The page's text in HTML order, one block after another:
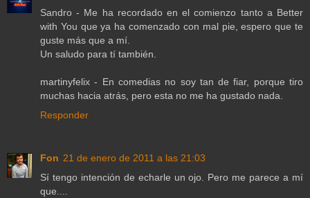
Sandro - Me ha recordado en el comienzo tanto a Better
with You que ya ha comenzado con mal pie, espero que te
guste más que a mí.
Un saludo para tí también.
martinyfelix - En comedias no soy tan de fiar, porque tiro
muchas hacia atrás, pero esta no me ha gustado nada.
Responder
Fon 21 de enero de 2011 a las 21:03
Sí tengo intención de echarle un ojo. Pero me parece a mí
que....